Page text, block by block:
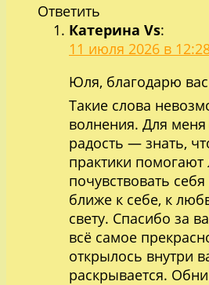
Ответить
Катерина Vs:
11 июля 2026 в
Юля, благодарю
Такие слова
волнения. Для
радость — знать,
практики
почувствовать
ближе к себе, к
свету. Спасибо за
всё самое
открылось внутри
раскрывается.